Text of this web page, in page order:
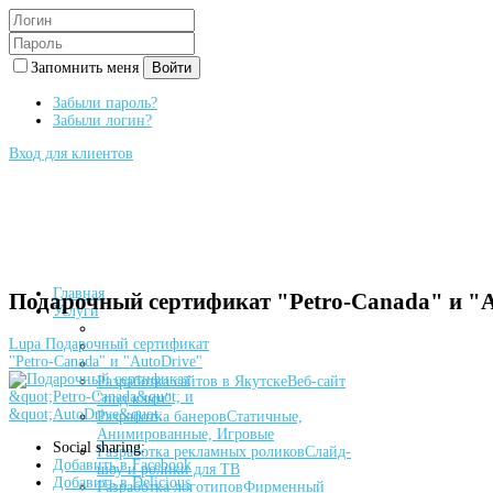
Запомнить меня Войти
Забыли пароль?
Забыли логин?
Вход для клиентов
Главная
Услуги
Разработка сайтов в ЯкутскеВеб-сайт
"под ключ"
Разработка банеровСтатичные,
Анимированные, Игровые
Разработка рекламных роликовСлайд-
шоу и ролики для ТВ
Разработка логотиповФирменный
Подарочный сертификат "Petro-Canada" и
Lupa Подарочный сертификат
"Petro-Canada" и "AutoDrive"
Social sharing:
Добавить в Facebook
Добавить в Delicious